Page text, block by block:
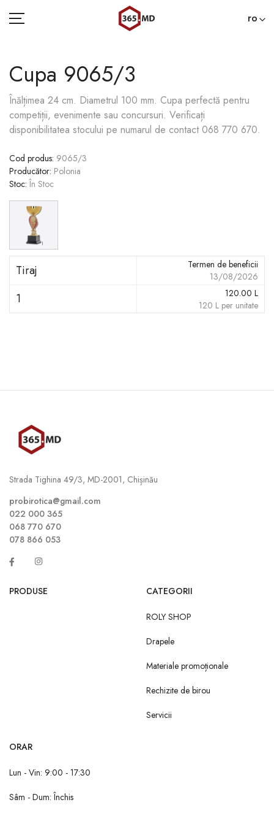
ro
ACASĂ
CATEGORII
BLOG
022 000 365
Cupa 9065/3
Înălțimea 24 cm. Diametrul 100 mm. Сupa perfectă pentru
competiții, evenimente sau concursuri. Verificați
disponibilitatea stocului pe numarul de contact 068 770 670.
Cod produs: 9065/3
Producător: Polonia
Stoc: În Stoc
Tiraj
Termen de beneficii
13/08/2026
1 120.00 L
120 L per unitate
Strada Tighina 49/3, MD-2001, Chișinău
probirotica@gmail.com
022 000 365
068 770 670
078 866 053
PRODUSE CATEGORII
ROLY SHOP
Drapele
Materiale promoționale
Rechizite de birou
Servicii
ORAR
Lun - Vin: 9:00 - 17:30
Sâm - Dum: Închis